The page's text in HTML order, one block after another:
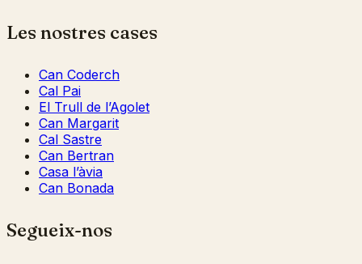
Les nostres cases
Can Coderch
Cal Pai
El Trull de l’Agolet
Can Margarit
Cal Sastre
Can Bertran
Casa l’àvia
Can Bonada
Segueix-nos